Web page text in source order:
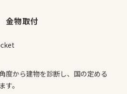
FAQ
お知らせ
会社案内
Company
金物取付
度から建物を診断し、国の定める
。